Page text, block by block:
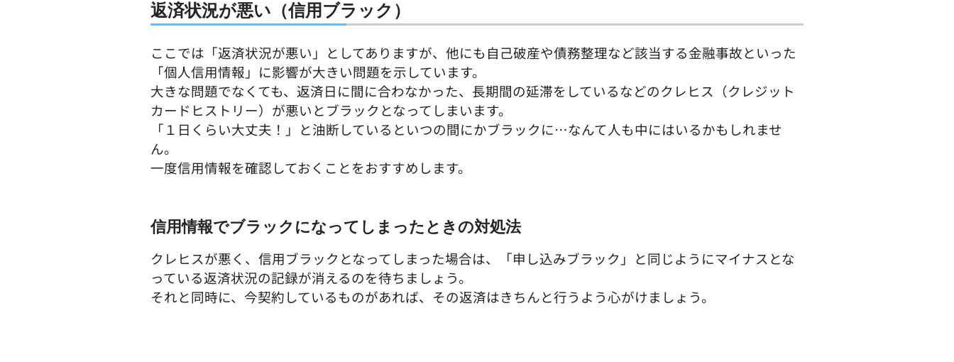
返済状況が悪い（信用ブラック）
ここでは「返済状況が悪い」としてありますが、他にも自己破産や債務整理など該当する金融事故といった
「個人信用情報」に影響が大きい問題を示しています。
大きな問題でなくても、返済日に間に合わなかった、長期間の延滞をしているなどのクレヒス（クレジット
カードヒストリー）が悪いとブラックとなってしまいます。
「１日くらい大丈夫！」と油断しているといつの間にかブラックに…なんて人も中にはいるかもしれませ
ん。
一度信用情報を確認しておくことをおすすめします。
信用情報でブラックになってしまったときの対処法
クレヒスが悪く、信用ブラックとなってしまった場合は、「申し込みブラック」と同じようにマイナスとな
っている返済状況の記録が消えるのを待ちましょう。
それと同時に、今契約しているものがあれば、その返済はきちんと行うよう心がけましょう。